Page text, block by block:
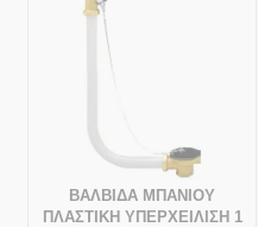
ΒΑΛΒΙΔΑ ΜΠΑΝΙΟΥ
ΠΛΑΣΤΙΚΗ ΥΠΕΡΧΕΙΛΙΣΗ 1